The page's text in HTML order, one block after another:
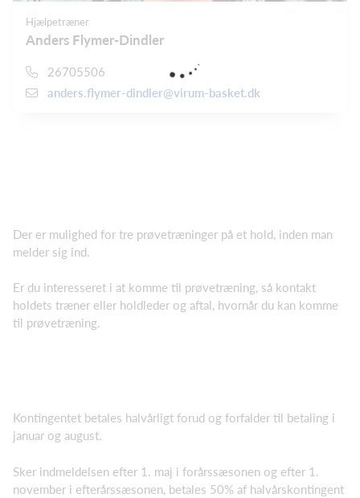
Hjælpetræner
Anders Flymer-Dindler
26705506
anders.flymer-dindler@virum-basket.dk
Der er mulighed for tre prøvetræninger på et hold, inden man
melder sig ind.
Er du interesseret i at komme til prøvetræning, så kontakt
holdets træner eller holdleder og aftal, hvornår du kan komme
til prøvetræning.
Kontingentet betales halvårligt forud og forfalder til betaling i
januar og august.
Sker indmeldelsen efter 1. maj i forårssæsonen og efter 1.
november i efterårssæsonen, betales 50% af halvårskontingent